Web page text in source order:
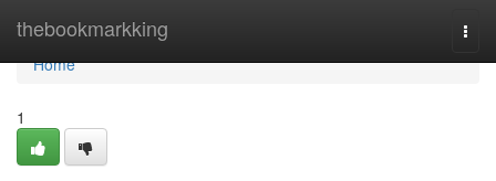
thebookmarkking
Home
Home
1